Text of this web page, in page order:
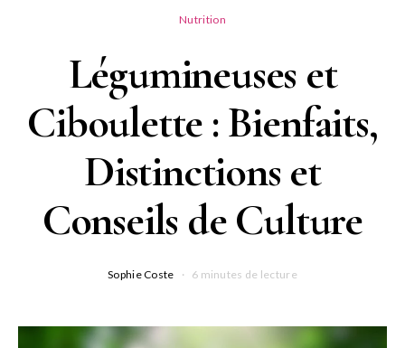
Nutrition
Légumineuses et
Ciboulette : Bienfaits,
Distinctions et
Conseils de Culture
Sophie Coste 6 minutes de lecture